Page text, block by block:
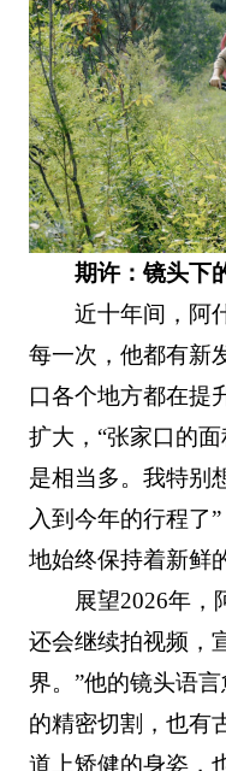
期许：镜头下
近十年间，阿
每一次，他都有新
口各个地方都在提
扩大，“张家口的
是相当多。我特别
入到今年的行程了
地始终保持着新鲜
展望2026年，
还会继续拍视频，
界。”他的镜头语
的精密切割，也有
道上矫健的身姿，